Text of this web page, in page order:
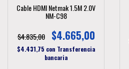
Cable HDMI Netmak 1.5M 2.0V
NM-C98
$4.835,00
$4.665,00
$4.431,75 con Transferencia
bancaria